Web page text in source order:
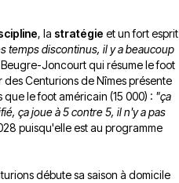
, la stratégie et un fort esprit
temps discontinus, il y a beaucoup
Joncourt qui résume le foot
Centurions de Nîmes présente
le foot américain (15 000) : "ça
ça joue à 5 contre 5, il n'y a pas
puisqu'elle est au programme
débute sa saison à domicile